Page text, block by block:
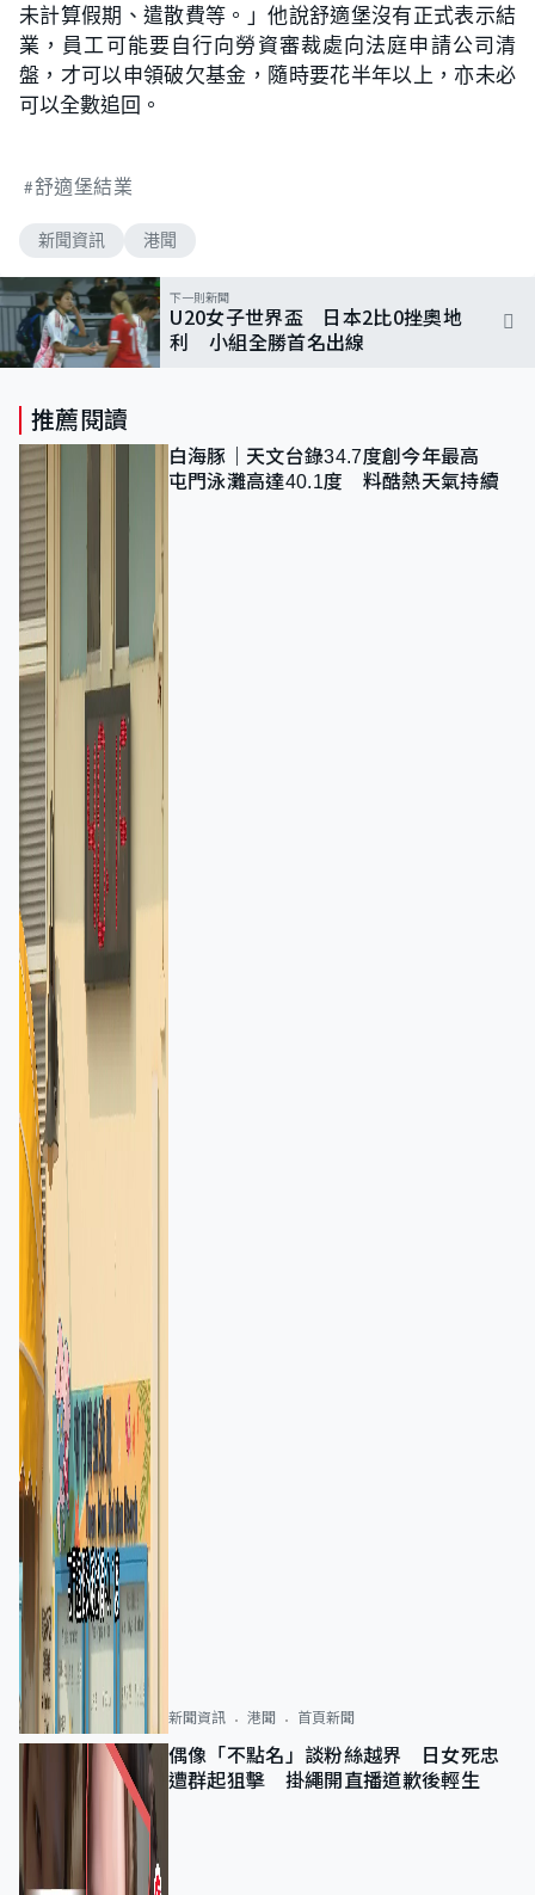
未計算假期、遣散費等。」他說舒適堡沒有正式表示結
業，員工可能要自行向勞資審裁處向法庭申請公司清
盤，才可以申領破欠基金，隨時要花半年以上，亦未必
可以全數追回。
舒適堡結業
新聞資訊 港聞
下一則新聞
U20女子世界盃 日本2比0挫奧地
利 小組全勝首名出線
推薦閱讀
白海豚｜天文台錄34.7度創今年最高
屯門泳灘高達40.1度 料酷熱天氣持續
新聞資訊 港聞 首頁新聞
偶像「不點名」談粉絲越界 日女死忠
遭群起狙擊 掛繩開直播道歉後輕生